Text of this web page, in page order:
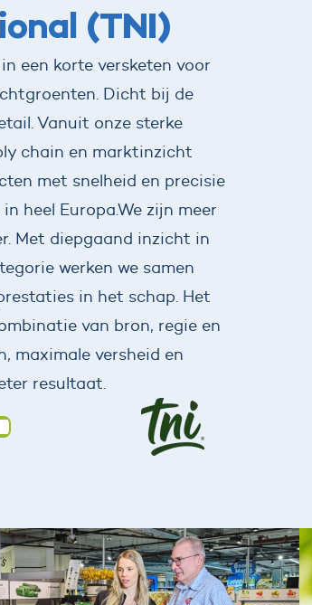
(TNI)
een korte versketen voor
Dicht bij de
Vanuit onze sterke
chain en marktinzicht
met snelheid en precisie
heel Europa.We zijn meer
Met diepgaand inzicht in
werken we samen
in het schap. Het
van bron, regie en
maximale versheid en
resultaat.